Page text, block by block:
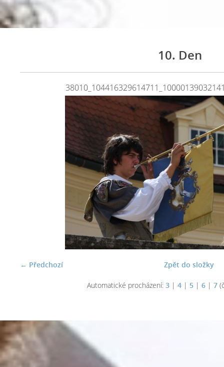
10. Den
← Předchozí Zpět do složky
Automatické procházení: 3| 4| 5| 6| 7